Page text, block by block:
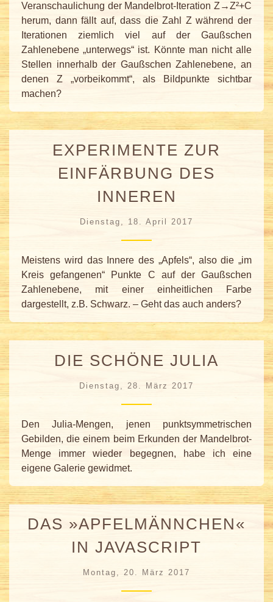
Veranschaulichung der Mandelbrot-Iteration Z→Z²+C
herum, dann fällt auf, dass die Zahl Z während der
Iterationen ziemlich viel auf der Gaußschen
Zahlenebene „unterwegs“ ist. Könnte man nicht alle
Stellen innerhalb der Gaußschen Zahlenebene, an
denen Z „vorbeikommt“, als Bildpunkte sichtbar
machen?
EXPERIMENTE ZUR
EINFÄRBUNG DES
INNEREN
Dienstag, 18. April 2017
Meistens wird das Innere des „Apfels“, also die „im
Kreis gefangenen“ Punkte C auf der Gaußschen
Zahlenebene, mit einer einheitlichen Farbe
dargestellt, z.B. Schwarz. – Geht das auch anders?
DIE SCHÖNE JULIA
Dienstag, 28. März 2017
Den Julia-Mengen, jenen punktsymmetrischen
Gebilden, die einem beim Erkunden der Mandelbrot-
Menge immer wieder begegnen, habe ich eine
eigene Galerie gewidmet.
DAS »APFELMÄNNCHEN«
IN JAVASCRIPT
Montag, 20. März 2017